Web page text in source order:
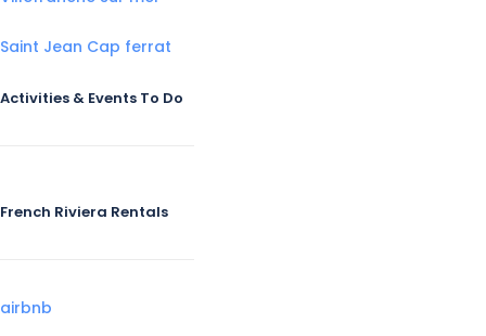
Saint Jean Cap ferrat
Activities & Events To Do
French Riviera Rentals
airbnb